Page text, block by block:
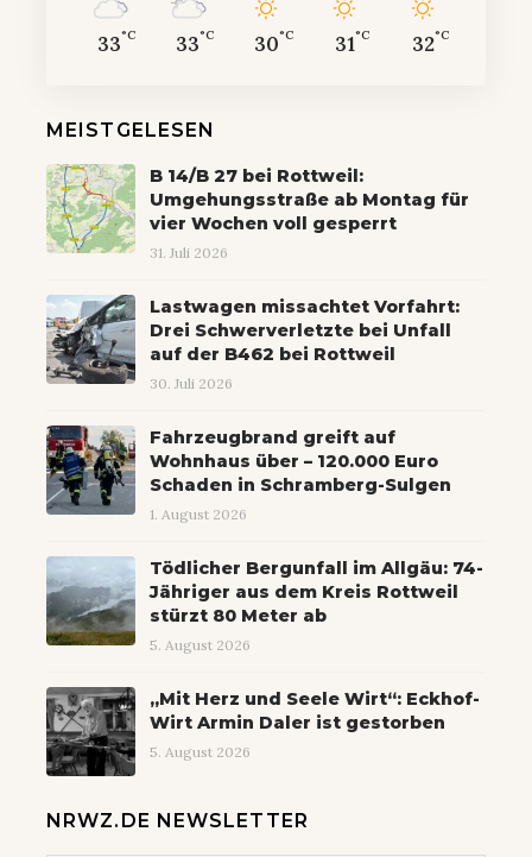
33°C 33°C 30°C 31°C 32°C
MEISTGELESEN
B 14/B 27 bei Rottweil:
Umgehungsstraße ab Montag für
vier Wochen voll gesperrt
31. Juli 2026
Lastwagen missachtet Vorfahrt:
Drei Schwerverletzte bei Unfall
auf der B462 bei Rottweil
30. Juli 2026
Fahrzeugbrand greift auf
Wohnhaus über – 120.000 Euro
Schaden in Schramberg-Sulgen
1. August 2026
Tödlicher Bergunfall im Allgäu: 74-
Jähriger aus dem Kreis Rottweil
stürzt 80 Meter ab
5. August 2026
„Mit Herz und Seele Wirt“: Eckhof-
Wirt Armin Daler ist gestorben
5. August 2026
NRWZ.DE NEWSLETTER